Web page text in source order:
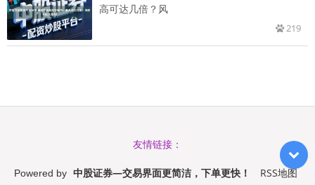
高可达几倍？风
219
友情链接：
Powered by 中股证券—交易界面更简洁，下单更快！
RSS地图